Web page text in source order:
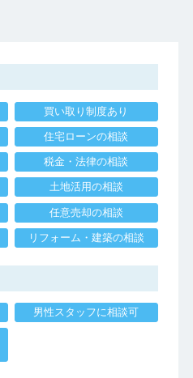
買い取り制度あり
住宅ローンの相談
税金・法律の相談
土地活用の相談
任意売却の相談
リフォーム・建築の相談
男性スタッフに相談可